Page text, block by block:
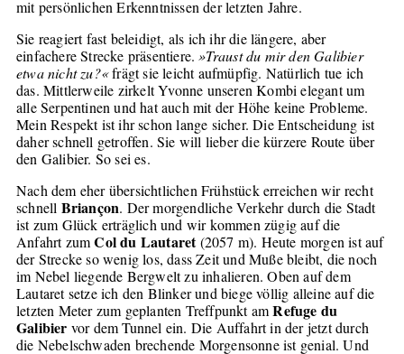
mit persönlichen Erkenntnissen der letzten Jahre.
Sie reagiert fast beleidigt, als ich ihr die längere, aber
einfachere Strecke präsentiere.»Traust du mir den Galibier
etwa nicht zu?«frägt sie leicht aufmüpfig. Natürlich tue ich
das. Mittlerweile zirkelt Yvonne unseren Kombi elegant um
alle Serpentinen und hat auch mit der Höhe keine Probleme.
Mein Respekt ist ihr schon lange sicher. Die Entscheidung ist
daher schnell getroffen. Sie will lieber die kürzere Route über
den Galibier. So sei es.
Nach dem eher übersichtlichen Frühstück erreichen wir recht
schnell Briançon. Der morgendliche Verkehr durch die Stadt
ist zum Glück erträglich und wir kommen zügig auf die
Anfahrt zumCol du Lautaret(2057 m). Heute morgen ist auf
der Strecke so wenig los, dass Zeit und Muße bleibt, die noch
im Nebel liegende Bergwelt zu inhalieren. Oben auf dem
Lautaret setze ich den Blinker und biege völlig alleine auf die
letzten Meter zum geplanten Treffpunkt amRefuge du
Galibier vor dem Tunnel ein. Die Auffahrt in der jetzt durch
die Nebelschwaden brechende Morgensonne ist genial. Und